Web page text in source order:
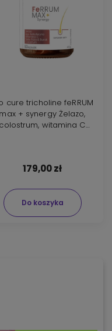
cure tricholine feRRUM
max + synergy Żelazo,
colostrum, witamina C
179,00 zł
Do koszyka